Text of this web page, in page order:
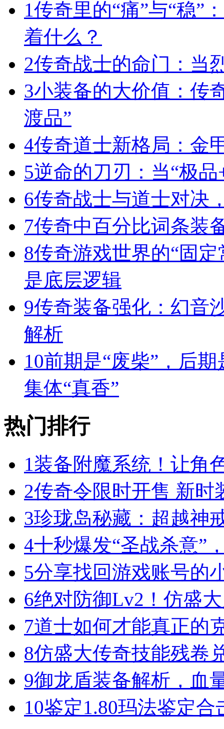
1传奇里的“痛”与“稳”
着什么？
2传奇战士的命门：当
3小装备的大价值：传
渡品”
4传奇道士新格局：金
5逆命的刀刃：当“极
6传奇战士与道士对决
7传奇中百分比词条装
8传奇游戏世界的“固
是底层逻辑
9传奇装备强化：幻音
解析
10前期是“废柴”，后
集体“真香”
热门排行
1装备附魔系统！让角
2传奇令限时开售 新时
3珍珑岛秘藏：超越神
4十秒爆发“圣战杀意”
5分享找回游戏账号的
6绝对防御Lv2！仿盛
7道士如何才能真正的
8仿盛大传奇技能残卷
9御龙盾装备解析，血
10鉴定1.80玛法鉴定